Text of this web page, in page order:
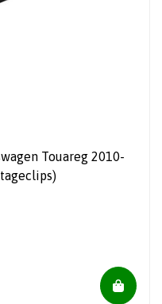
Touareg 2010-